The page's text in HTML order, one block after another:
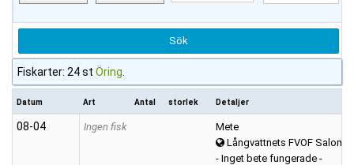
Fiskarter: 24 st Öring
Datum Art Antal storlek Detaljer
08‑04 Ingen fisk
Mete
Långvattnets FVOF
- Inget bete fungerade -